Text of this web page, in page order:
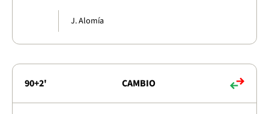
J. Alomía
90+2' CAMBIO